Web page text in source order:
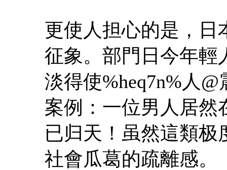
更使人担心的是，日
征象。部門日今年輕
淡得使%heq7n%人
案例：一位男人居然
已归天！虽然這類极
社會瓜葛的疏離感。